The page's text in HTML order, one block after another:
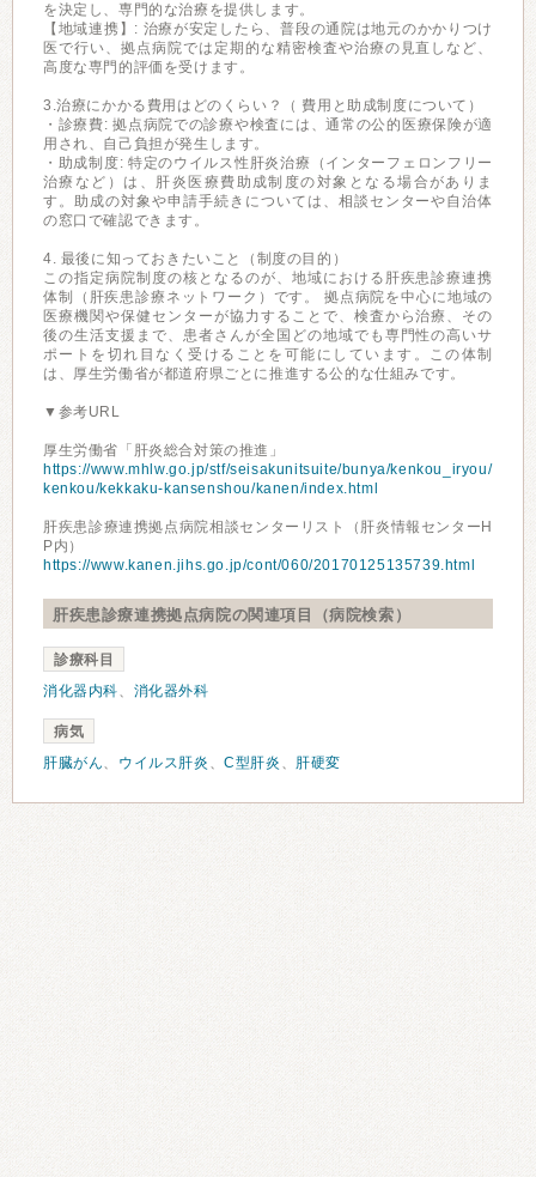
を決定し、専門的な治療を提供します。
【地域連携】: 治療が安定したら、普段の通院は地元のかかりつけ
医で行い、拠点病院では定期的な精密検査や治療の見直しなど、
高度な専門的評価を受けます。
3.治療にかかる費用はどのくらい？（ 費用と助成制度について）
・診療費: 拠点病院での診療や検査には、通常の公的医療保険が適
用され、自己負担が発生します。
・助成制度: 特定のウイルス性肝炎治療（インターフェロンフリー
治療など）は、肝炎医療費助成制度の対象となる場合がありま
す。助成の対象や申請手続きについては、相談センターや自治体
の窓口で確認できます。
4. 最後に知っておきたいこと（制度の目的）
この指定病院制度の核となるのが、地域における肝疾患診療連携
体制（肝疾患診療ネットワーク）です。 拠点病院を中心に地域の
医療機関や保健センターが協力することで、検査から治療、その
後の生活支援まで、患者さんが全国どの地域でも専門性の高いサ
ポートを切れ目なく受けることを可能にしています。この体制
は、厚生労働省が都道府県ごとに推進する公的な仕組みです。
▼参考URL
厚生労働省「肝炎総合対策の推進」
https://www.mhlw.go.jp/stf/seisakunitsuite/bunya/kenkou_iryou/
kenkou/kekkaku-kansenshou/kanen/index.html
肝疾患診療連携拠点病院相談センターリスト（肝炎情報センターH
P内）
https://www.kanen.jihs.go.jp/cont/060/20170125135739.html
肝疾患診療連携拠点病院の関連項目（病院検索）
診療科目
消化器内科、 消化器外科
病気
肝臓がん、 ウイルス肝炎 、C型肝炎 、 肝硬変